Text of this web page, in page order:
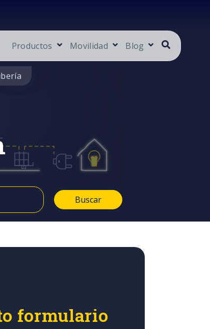
Productos Movilidad Blog
Buscar
formulario